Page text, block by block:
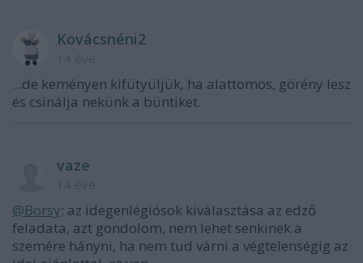
Kovácsnéni2
...de keményen kifütyüljük, ha alattomos, görény lesz
és csinálja nekünk a büntiket.
vaze
@Borsy: az idegenlégiósok kiválasztása az edző
feladata, azt gondolom, nem lehet senkinek a
szemére hányni, ha nem tud várni a végtelenségig az